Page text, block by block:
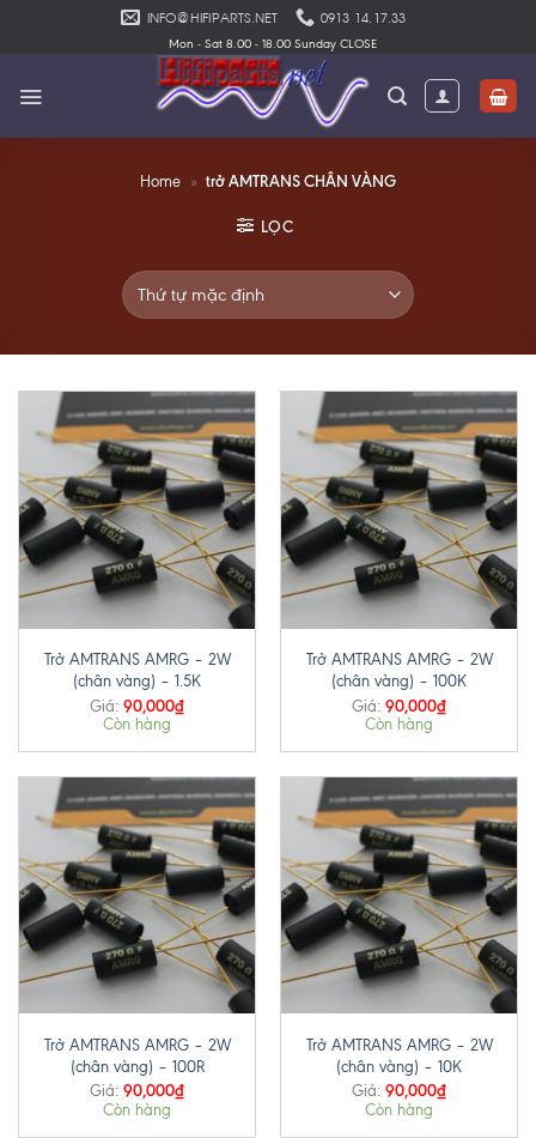
INFO@HIFIPARTS.NET 0913 14.17.33
Mon - Sat 8.00 - 18.00 Sunday CLOSE
Home » trở AMTRANS CHÂN VÀNG
LỌC
Trở AMTRANS AMRG – 2W
(chân vàng) – 1.5K
Giá: 90,000₫
Còn hàng
Trở AMTRANS AMRG – 2W
(chân vàng) – 100K
Giá: 90,000₫
Còn hàng
Trở AMTRANS AMRG – 2W
(chân vàng) – 100R
Giá: 90,000₫
Còn hàng
Trở AMTRANS AMRG – 2W
(chân vàng) – 10K
Giá: 90,000₫
Còn hàng